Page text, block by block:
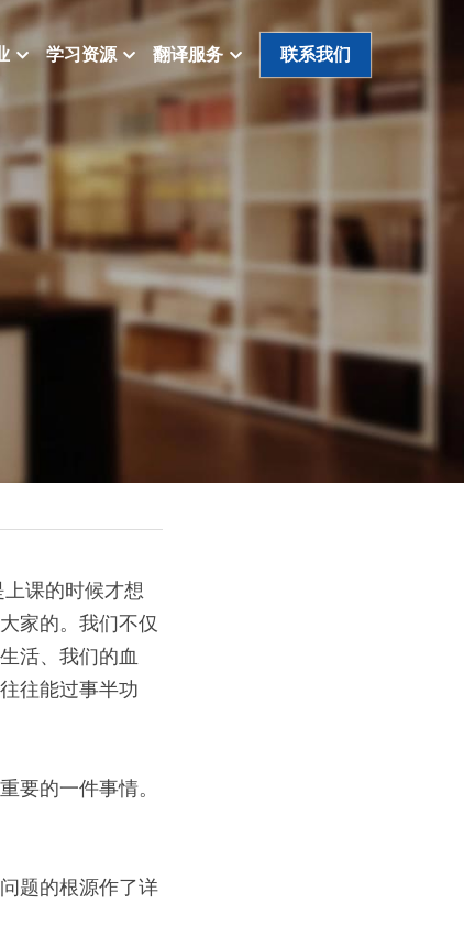
学习资源 翻译服务 联系我们
课的时候才想
家的。我们不仅
活、我们的血
往往能过事半功
要的一件事情。
题的根源作了详